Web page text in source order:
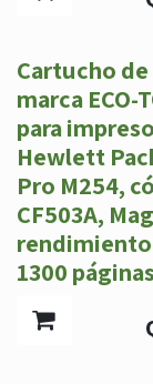
Cartucho
marca ECO-
para
Hewlett
Pro M254,
CF503A,
rendimiento
1300 páginas